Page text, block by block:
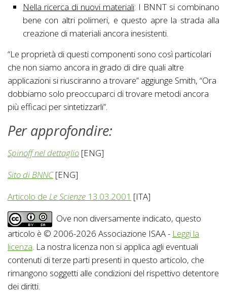
Nella ricerca di nuovi materiali: I BNNT si combinano
bene con altri polimeri, e questo apre la strada alla
creazione di materiali ancora inesistenti.
“Le proprietà di questi componenti sono così particolari
che non siamo ancora in grado di dire quali altre
applicazioni si riusciranno a trovare” aggiunge Smith, “Ora
dobbiamo solo preoccuparci di trovare metodi ancora
più efficaci per sintetizzarli”.
Per approfondire:
Spinoff nel dettaglio [ENG]
Sito di BNNC[ENG]
Articolo de Le Scienze 13.03.2001 [ITA]
Ove non diversamente indicato, questo
articolo è © 2006-2026 Associazione ISAA - Leggi la
licenza. La nostra licenza non si applica agli eventuali
contenuti di terze parti presenti in questo articolo, che
rimangono soggetti alle condizioni del rispettivo detentore
dei diritti.